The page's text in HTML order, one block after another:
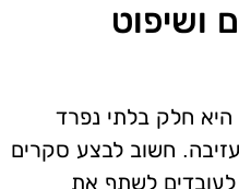
ושיפוט
חלק בלתי נפרד
חשוב לבצע סקרים
לעובדים לשתף את